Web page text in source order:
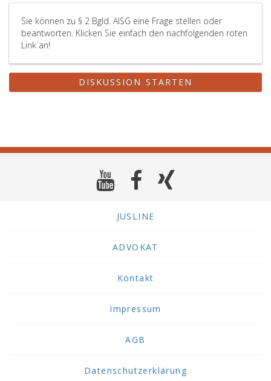
Sie können zu § 2 Bgld. AISG eine Frage stellen oder
beantworten. Klicken Sie einfach den nachfolgenden roten
Link an!
DISKUSSION STARTEN
JUSLINE
ADVOKAT
Kontakt
Impressum
AGB
Datenschutzerklärung